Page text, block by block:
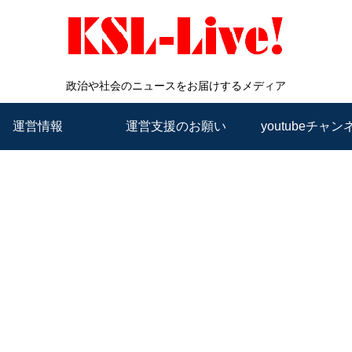
政治や社会のニュースをお届けするメディア
運営情報 運営支援のお願い youtubeチャン